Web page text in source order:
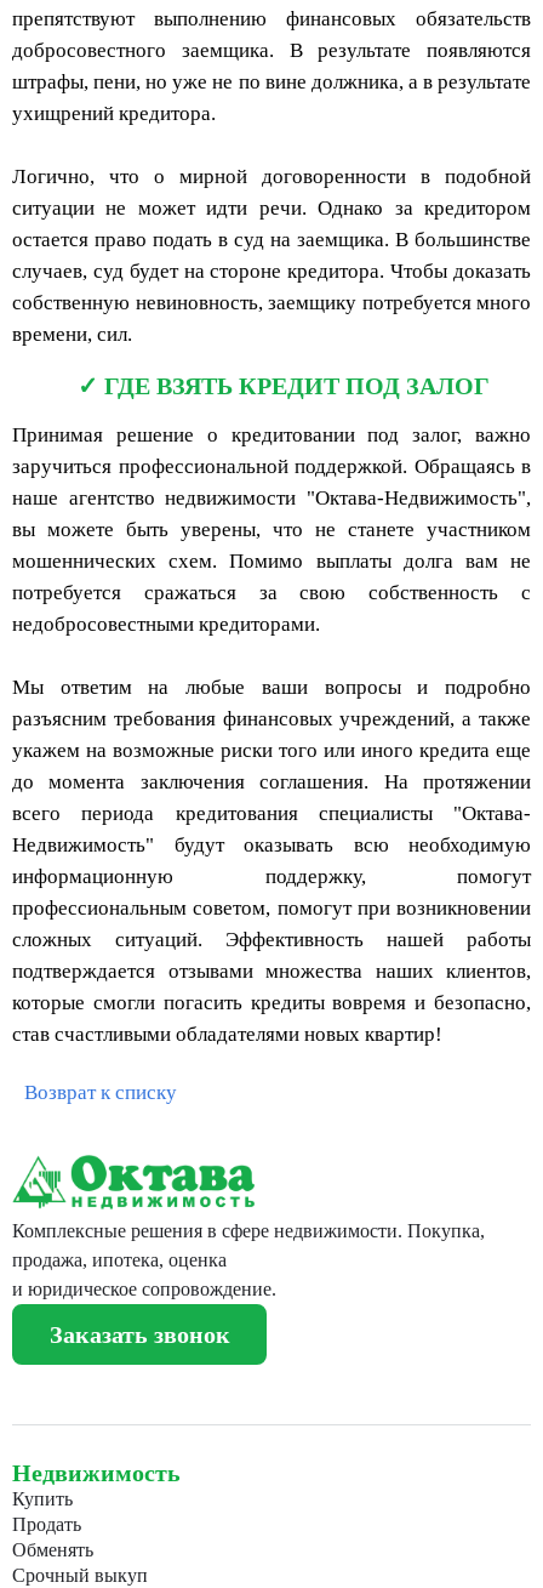
препятствуют выполнению финансовых обязательств
добросовестного заемщика. В результате появляются
штрафы, пени, но уже не по вине должника, а в результате
ухищрений кредитора.
Логично, что о мирной договоренности в подобной
ситуации не может идти речи. Однако за кредитором
остается право подать в суд на заемщика. В большинстве
случаев, суд будет на стороне кредитора. Чтобы доказать
собственную невиновность, заемщику потребуется много
времени, сил.
ГДЕ ВЗЯТЬ КРЕДИТ ПОД ЗАЛОГ
Принимая решение о кредитовании под залог, важно
заручиться профессиональной поддержкой. Обращаясь в
наше агентство недвижимости "Октава-Недвижимость",
вы можете быть уверены, что не станете участником
мошеннических схем. Помимо выплаты долга вам не
потребуется сражаться за свою собственность с
недобросовестными кредиторами.
Мы ответим на любые ваши вопросы и подробно
разъясним требования финансовых учреждений, а также
укажем на возможные риски того или иного кредита еще
до момента заключения соглашения. На протяжении
всего периода кредитования специалисты "Октава-
Недвижимость" будут оказывать всю необходимую
информационную поддержку, помогут
профессиональным советом, помогут при возникновении
сложных ситуаций. Эффективность нашей работы
подтверждается отзывами множества наших клиентов,
которые смогли погасить кредиты вовремя и безопасно,
став счастливыми обладателями новых квартир!
Возврат к списку
Комплексные решения в сфере недвижимости. Покупка,
продажа, ипотека, оценка
и юридическое сопровождение.
Заказать звонок
Недвижимость
Купить
Продать
Обменять
Срочный выкуп